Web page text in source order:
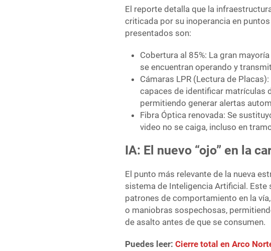
El reporte detalla que la
criticada por su inoperancia en
presentados son:
Cobertura al 85%: La gran
se encuentran operando y
Cámaras LPR (Lectura de
capaces de identificar matrículas
permitiendo generar alertas
Fibra Óptica renovada: Se
video no se caiga, incluso en
IA: El nuevo “ojo” en la
El punto más relevante de la nueva
sistema de Inteligencia Artificial.
patrones de comportamiento en la
o maniobras sospechosas,
de asalto antes de que se consumen.
Puedes leer:Cierre total en Arco